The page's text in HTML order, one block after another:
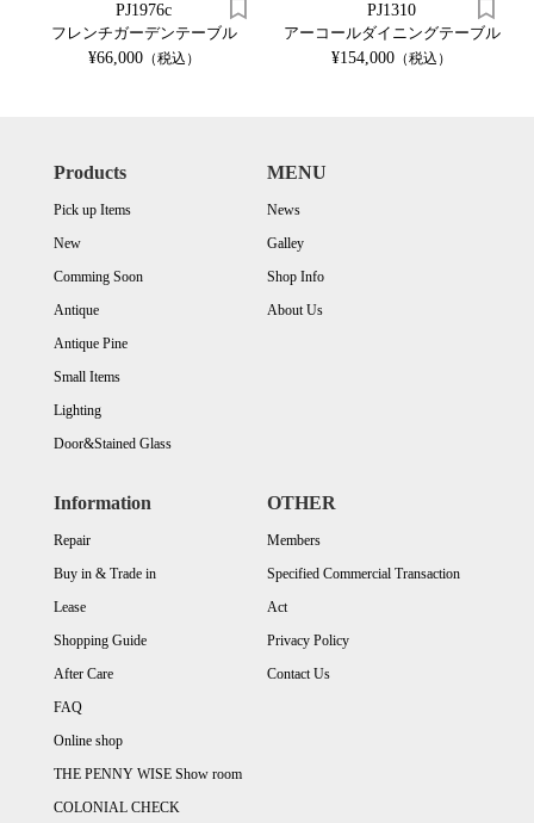
PJ1976c
フレンチガーデンテーブル
¥66,000（税込）
PJ1310
アーコールダイニングテーブル
¥154,000 （税込）
Products
Pick up Items
New
Comming Soon
Antique
Antique Pine
Small Items
Lighting
Door&Stained Glass
MENU
News
Galley
Shop Info
About Us
Information
Repair
Buy in & Trade in
Lease
Shopping Guide
After Care
FAQ
Online shop
THE PENNY WISE Show room
COLONIAL CHECK
OTHER
Members
Specified Commercial Transaction
Act
Privacy Policy
Contact Us